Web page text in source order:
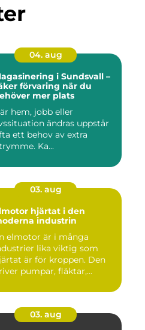
04. aug
i Sundsvall –
förvaring när du
mer plats
hem, jobb eller
ändras uppstår
ett behov av extra
Ka...
03. aug
hjärtat i den
industrin
elmotor är i många
lika viktig som
är för kroppen. Den
pumpar, fläktar,...
03. aug